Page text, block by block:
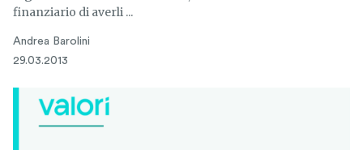
finanziario di averli ...
Andrea Barolini
29.03.2013